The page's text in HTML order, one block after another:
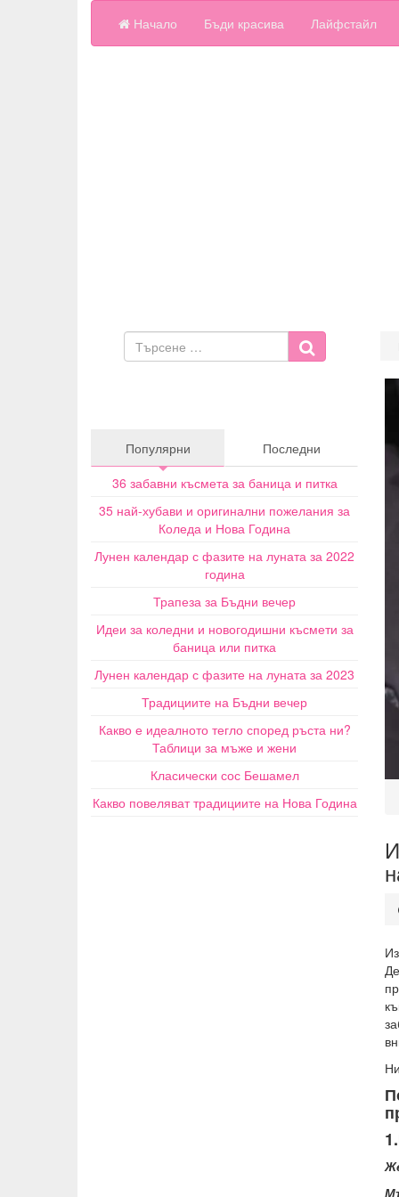
Начало Бъди красива Лайфстайл
Популярни
Последни
36 забавни късмета за баница и питка
35 най-хубави и оригинални пожелания за
Коледа и Нова Година
Лунен календар с фазите на луната за 2022
година
Трапеза за Бъдни вечер
Идеи за коледни и новогодишни късмети за
баница или питка
Лунен календар с фазите на луната за 2023
Традициите на Бъдни вечер
Какво е идеалното тегло според ръста ни?
Таблици за мъже и жени
Класически сос Бешамел
Какво повеляват традициите на Нова Година